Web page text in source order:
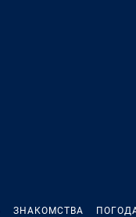
ЗНАКОМСТВА